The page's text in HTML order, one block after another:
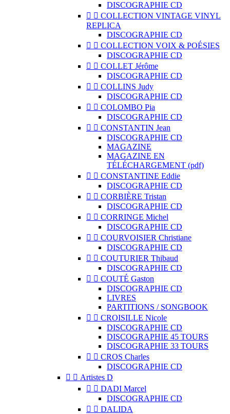
DISCOGRAPHIE CD
  COLLECTION VINTAGE VINYL
REPLICA
DISCOGRAPHIE CD
  COLLECTION VOIX & POÉSIES
DISCOGRAPHIE CD
  COLLET Jérôme
DISCOGRAPHIE CD
  COLLINS Judy
DISCOGRAPHIE CD
  COLOMBO Pia
DISCOGRAPHIE CD
  CONSTANTIN Jean
DISCOGRAPHIE CD
MAGAZINE
MAGAZINE EN
TÉLÉCHARGEMENT (pdf)
  CONSTANTINE Eddie
DISCOGRAPHIE CD
  CORBIÈRE Tristan
DISCOGRAPHIE CD
  CORRINGE Michel
DISCOGRAPHIE CD
  COURVOISIER Christiane
DISCOGRAPHIE CD
  COUTURIER Thibaud
DISCOGRAPHIE CD
  COUTÉ Gaston
DISCOGRAPHIE CD
LIVRES
PARTITIONS / SONGBOOK
  CROISILLE Nicole
DISCOGRAPHIE CD
DISCOGRAPHIE 45 TOURS
DISCOGRAPHIE 33 TOURS
  CROS Charles
DISCOGRAPHIE CD
  Artistes D
  DADI Marcel
DISCOGRAPHIE CD
  DALIDA